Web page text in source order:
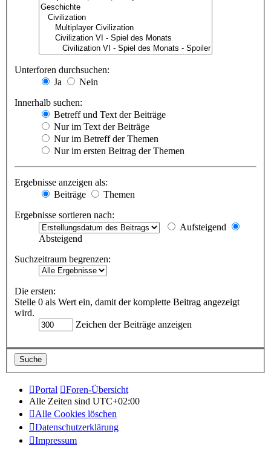
Unterforen durchsuchen:
Ja
Nein
Innerhalb suchen:
Betreff und Text der Beiträge
Nur im Text der Beiträge
Nur im Betreff der Themen
Nur im ersten Beitrag der Themen
Ergebnisse anzeigen als:
Beiträge
Themen
Ergebnisse sortieren nach:
Aufsteigend
Absteigend
Suchzeitraum begrenzen:
Die ersten:
Stelle 0 als Wert ein, damit der komplette Beitrag angezeigt
wird.
Zeichen der Beiträge anzeigen
Portal
Foren-Übersicht
Alle Zeiten sind UTC+02:00
Alle Cookies löschen
Datenschutzerklärung
Impressum